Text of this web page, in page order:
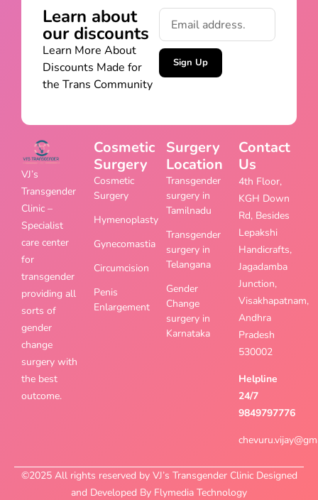
Learn about
our discounts
Learn More About
Discounts Made for
the Trans Community
Sign Up
VJ’s
Transgender
Clinic –
Specialist
care center
for
transgender
providing all
sorts of
gender
change
surgery with
the best
outcome.
Cosmetic
Surgery
Cosmetic
Surgery
Hymenoplasty
Gynecomastia
Circumcision
Penis
Enlargement
Surgery
Location
Transgender
surgery in
Tamilnadu
Transgender
surgery in
Telangana
Gender
Change
surgery in
Karnataka
Contact
Us
4th Floor,
KGH Down
Rd, Besides
Lepakshi
Handicrafts,
Jagadamba
Junction,
Visakhapatnam,
Andhra
Pradesh
530002
Helpline
24/7
9849797776
©2025 All rights reserved by VJ’s Transgender Clinic Designed
and Developed By Flymedia Technology